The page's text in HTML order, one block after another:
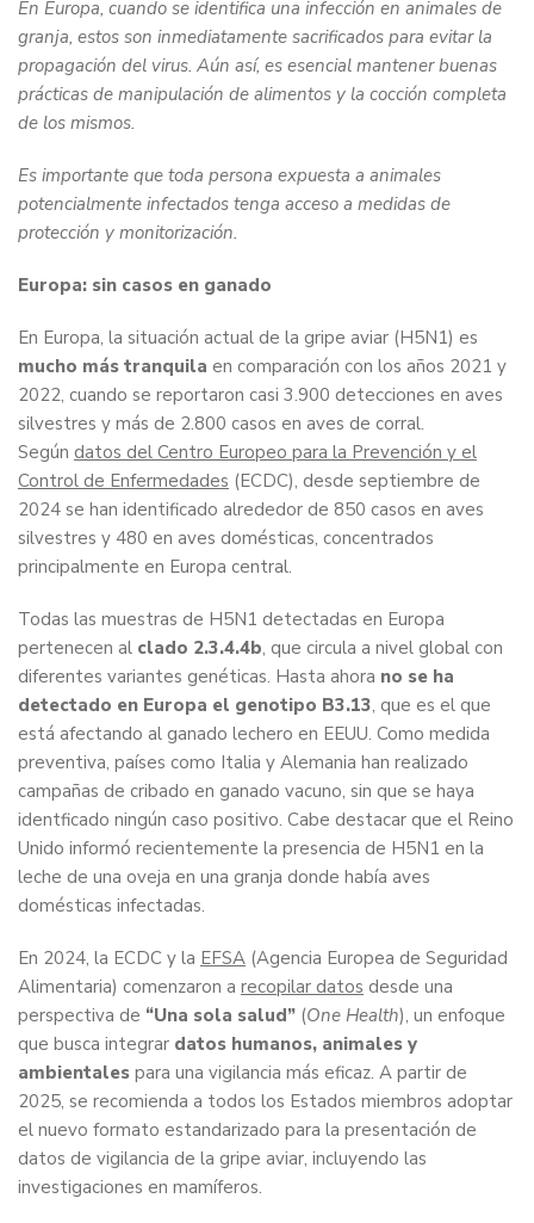
En Europa, cuando se identifica una infección en animales de
granja, estos son inmediatamente sacrificados para evitar la
propagación del virus. Aún así, es esencial mantener buenas
prácticas de manipulación de alimentos y la cocción completa
de los mismos.
Es importante que toda persona expuesta a animales
potencialmente infectados tenga acceso a medidas de
protección y monitorización.
Europa: sin casos en ganado
En Europa, la situación actual de la gripe aviar (H5N1) es
mucho más tranquila en comparación con los años 2021 y
2022, cuando se reportaron casi 3.900 detecciones en aves
silvestres y más de 2.800 casos en aves de corral.
Según datos del Centro Europeo para la Prevención y el
Control de Enfermedades (ECDC), desde septiembre de
2024 se han identificado alrededor de 850 casos en aves
silvestres y 480 en aves domésticas, concentrados
principalmente en Europa central.
Todas las muestras de H5N1 detectadas en Europa
pertenecen al clado 2.3.4.4b, que circula a nivel global con
diferentes variantes genéticas. Hasta ahora no se ha
detectado en Europa el genotipo B3.13, que es el que
está afectando al ganado lechero en EEUU. Como medida
preventiva, países como Italia y Alemania han realizado
campañas de cribado en ganado vacuno, sin que se haya
identficado ningún caso positivo. Cabe destacar que el Reino
Unido informó recientemente la presencia de H5N1 en la
leche de una oveja en una granja donde había aves
domésticas infectadas.
En 2024, la ECDC y la EFSA (Agencia Europea de Seguridad
Alimentaria) comenzaron a recopilar datos desde una
perspectiva de “Una sola salud” (One Health), un enfoque
que busca integrar datos humanos, animales y
ambientales para una vigilancia más eficaz. A partir de
2025, se recomienda a todos los Estados miembros adoptar
el nuevo formato estandarizado para la presentación de
datos de vigilancia de la gripe aviar, incluyendo las
investigaciones en mamíferos.